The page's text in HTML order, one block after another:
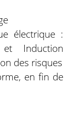
électrique :
et Induction
des risques
en fin de